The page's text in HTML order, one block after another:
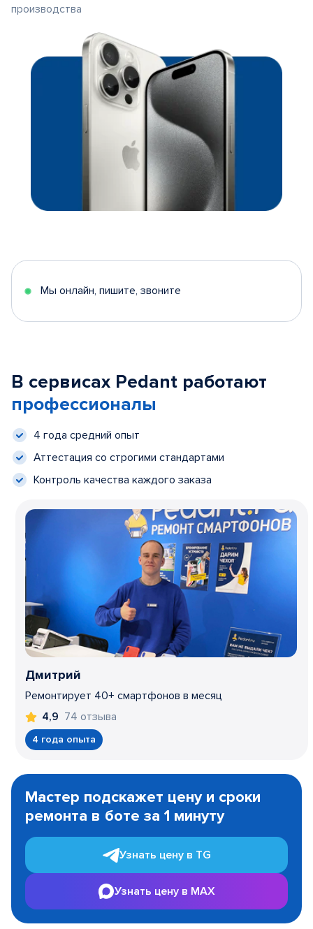
производства
Мы онлайн, пишите, звоните
В сервисах Pedant работают
профессионалы
4 года средний опыт
Аттестация со строгими стандартами
Контроль качества каждого заказа
Дмитрий
Ремонтирует 40+ смартфонов в месяц
4,9 74 отзыва
4 года опыта
1
Мастер подскажет цену и сроки
ремонта в боте за 1 минуту
Узнать цену в TG
Узнать цену в MAX